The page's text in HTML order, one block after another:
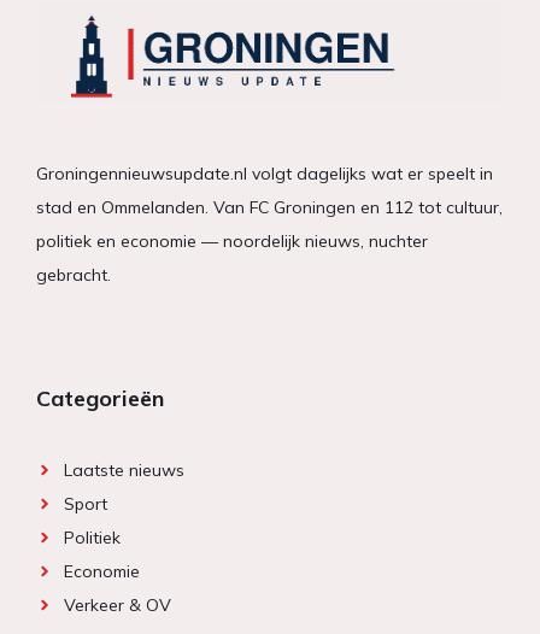
Groningennieuwsupdate.nl volgt dagelijks wat er speelt in
stad en Ommelanden. Van FC Groningen en 112 tot cultuur,
politiek en economie — noordelijk nieuws, nuchter
gebracht.
Categorieën
Laatste nieuws
Sport
Politiek
Economie
Verkeer & OV